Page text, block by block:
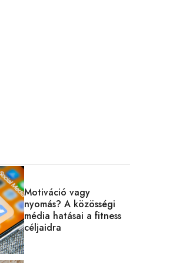
Motiváció vagy
nyomás? A közösségi
média hatásai a fitness
céljaidra